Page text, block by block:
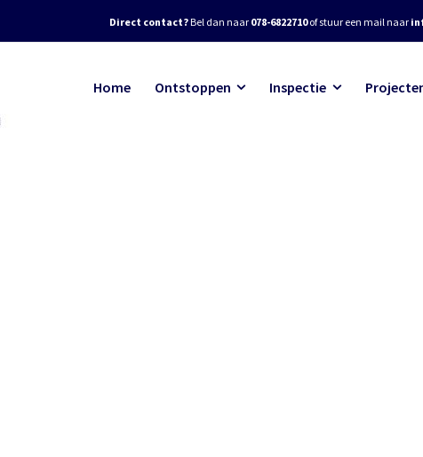
Direct contact?Bel dan naar 078-6822710of stuur een mail naar
Home Ontstoppen Inspectie